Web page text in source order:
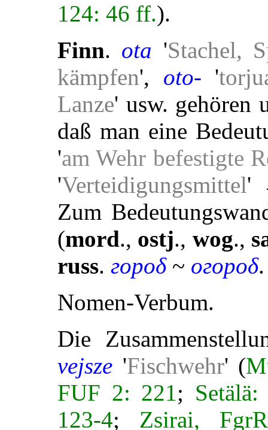
124: 46 ff.).
Finn. ota 'Stachel,
kämpfen', oto- '
Lanze' usw. gehören
daß man eine
'am Wehr befestigte
'Verteidigungsmittel'
Zum
(mord., ostj., wog.,
russ. гороδ~ огороδ.
Nomen-Verbum.
Die
vejsze 'Fischwehr' (
FUF 2: 221;
123-4; Zsirai,